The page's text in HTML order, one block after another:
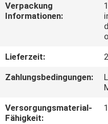
TRETEN
MIT
IN
VERBINDUNG
Verpackung
Informationen:
Lieferzeit:
Zahlungsbedingungen:
Versorgungsmaterial-
Fähigkeit: